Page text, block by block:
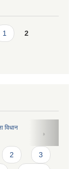
1 2
2 3
last »